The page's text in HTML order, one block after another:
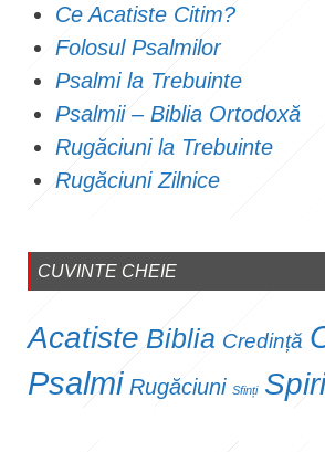
Ce Acatiste Citim?
Folosul Psalmilor
Psalmi la Trebuinte
Psalmii – Biblia Ortodoxă
Rugăciuni la Trebuinte
Rugăciuni Zilnice
CUVINTE CHEIE
Acatiste Biblia Credință
Psalmi Rugăciuni Sfinți